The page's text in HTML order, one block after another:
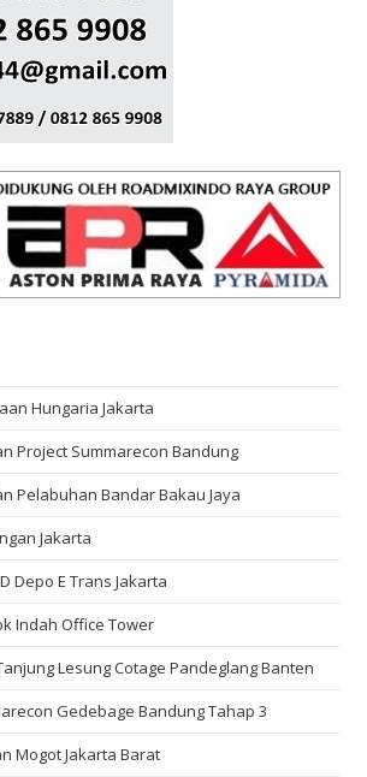
Hungaria Jakarta
Project Summarecon Bandung
Pelabuhan Bandar Bakau Jaya
Jakarta
Depo E Trans Jakarta
Indah Office Tower
Lesung Cotage Pandeglang Banten
Gedebage Bandung Tahap 3
Mogot Jakarta Barat